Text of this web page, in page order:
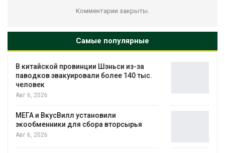
Комментарии закрыты.
Самые популярные
Учёные научили салат производить
«животный» белок для растительного
Засуха в Индонезии увеличила
производство соли почти в 20 раз